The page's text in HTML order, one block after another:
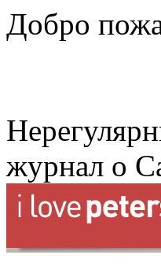
Добро
журнал о